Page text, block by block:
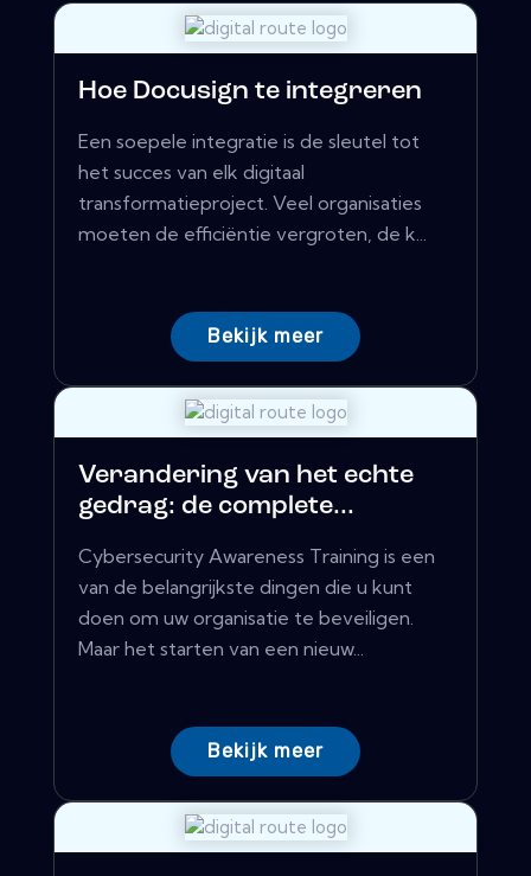
Hoe Docusign te integreren
Een soepele integratie is de sleutel tot
het succes van elk digitaal
transformatieproject. Veel organisaties
moeten de efficiëntie vergroten, de k...
Bekijk meer
Verandering van het echte
gedrag: de complete...
Cybersecurity Awareness Training is een
van de belangrijkste dingen die u kunt
doen om uw organisatie te beveiligen.
Maar het starten van een nieuw...
Bekijk meer